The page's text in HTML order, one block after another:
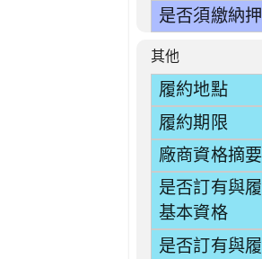
是否須繳納
其他
履約地點
履約期限
廠商資格摘要
是否訂有與
基本資格
是否訂有與